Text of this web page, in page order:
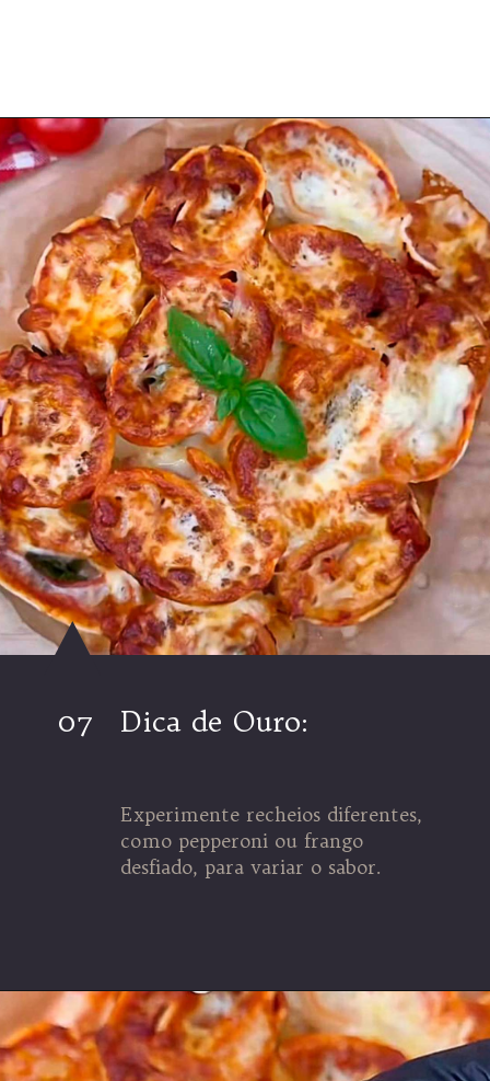
Dica de Ouro:
07
Experimente recheios diferentes,
como pepperoni ou frango
desfiado, para variar o sabor.